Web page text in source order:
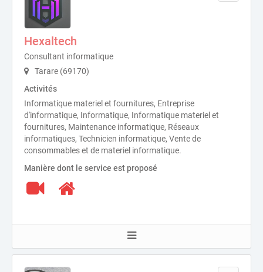
Hexaltech
Consultant informatique
Tarare (69170)
Activités
Informatique materiel et fournitures, Entreprise
d'informatique, Informatique, Informatique materiel et
fournitures, Maintenance informatique, Réseaux
informatiques, Technicien informatique, Vente de
consommables et de materiel informatique.
Manière dont le service est proposé